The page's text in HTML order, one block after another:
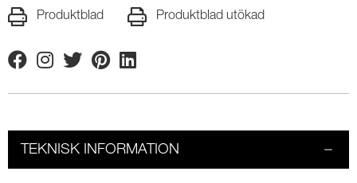
Produktblad Produktblad utökad
FacebookInstagram
TwitterPinterestLinkedin
TEKNISK INFORMATION